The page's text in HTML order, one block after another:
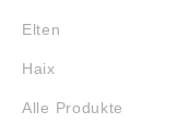
Elten
Haix
Alle Produkte